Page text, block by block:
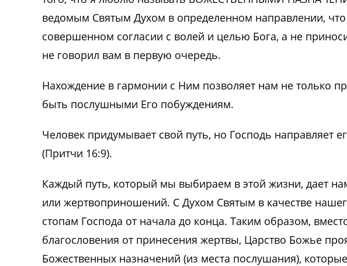
ведомым Святым Духом в определенном направлении,
совершенном согласии с волей и целью Бога, а не
не говорил вам в первую очередь.
Нахождение в гармонии с Ним позволяет нам не только
быть послушными Его побуждениям.
Человек придумывает свой путь, но Господь направляет
(Притчи 16:9).
Каждый путь, который мы выбираем в этой жизни, дает
или жертвоприношений. С Духом Святым в качестве
стопам Господа от начала до конца. Таким образом,
благословения от принесения жертвы, Царство Божье
Божественных назначений (из места послушания),